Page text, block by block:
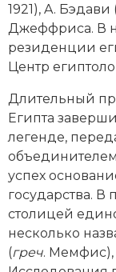
Образование
Революции и
Религия и
Северная
Социально-
1921), A. Бэдави
Джеффриса. В
резиденции
Центр
Длительный
Египта
легенде,
успех
государства.
столицей
несколько
(греч. Мемфис),